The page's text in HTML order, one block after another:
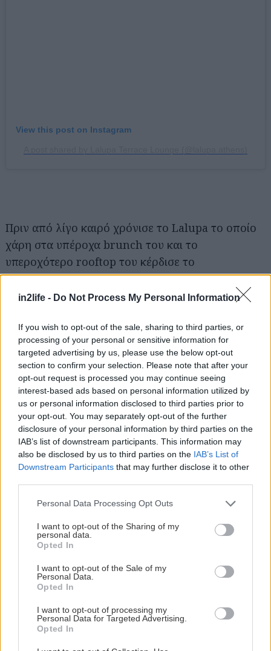
in2life - Do Not Process My Personal Information
If you wish to opt-out of the sale, sharing to third parties, or
processing of your personal or sensitive information for
targeted advertising by us, please use the below opt-out
section to confirm your selection. Please note that after your
opt-out request is processed you may continue seeing
interest-based ads based on personal information utilized by
us or personal information disclosed to third parties prior to
your opt-out. You may separately opt-out of the further
disclosure of your personal information by third parties on the
IAB’s list of downstream participants. This information may
also be disclosed by us to third parties on the IAB’s List of
Downstream Participants that may further disclose it to other
Please note that this website/app uses one or more Google
not limited to your visit or usage behaviour. You may click to
grant or deny consent to Google and its third-party tags to
use your data for below specified purposes in below Google
consent section.
Personal Data Processing Opt Outs
I want to opt-out of the Sharing of my
personal data.
Opted In
I want to opt-out of the Sale of my
Personal Data.
Opted In
I want to opt-out of processing my
Personal Data for Targeted Advertising.
Opted In
View this post on Instagram
Πριν από λίγο καιρό χρόνισε το Lalupa το οποίο
χάρη στα υπέροχα brunch του και το
υπεροχότερο rooftop του κέρδισε το
Ζωγραφιώτικο κοινό κι όχι μόνο. Κι ενώ, όπως
προαναφέραμε, σε γλυκό κι αλμυρό branch παίζει
περισσότερο με μια δροσερή απόδραση για
ποτάκι, ή κάποιο από τα signature κοκτέιλ που
μας έχουν ενθουσιάσει. Ιδανικό και για
ζευγαροκατάσταση μιας και η ατάκα πάμε ένα
ραντεβού κάτω από τα αστέρια, στο Lalupa
μπορεί να συμβεί. Τα ποτά ξεκινούν από 7€.
LOT 51
Παπαδιαμαντοπούλου 24Β, Ιλίσια, τηλ: 693 733